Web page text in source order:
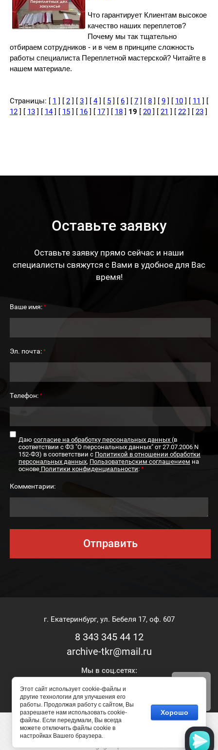
Что гарантирует Клиентам высокое
качество наших переплетов?
Почему мы так тщательно
отбираем сотрудников - и в чем в принципе сложность
работы специалиста Переплетной мастерской? Читайте в
нашем материале.
Страницы: [ 1 ] [ 2 ] [ 3 ] [ 4] [ 5 ] [ 6 ] [ 7 ] [ 8 ] [ 9 ] [ 10 ] [ 11 ] [
12 ] [ 13 ] [ 14] [ 15 ] [ 16 ] [ 17 ] [ 18 ] 19 [ 20 ] [ 21 ] [ 22 ] [ 23 ]
Оставьте заявку
Оставьте заявку прямо сейчас и наши
специалисты свяжутся с Вами в удобное для Вас
время!
Ваше имя: *
Эл. почта: *
Телефон: *
Даю согласие на обработку персональных данных (в
соответствии с ФЗ "О персональных данных" от 27.07.2006 N
152-ФЗ) в соответствии с Политикой в отношении обработки
персональных данных, Пользовательским соглашением на
основе Политики конфиденциальности: *
Комментарии:
Отправить
г. Екатеринбург, ул. Бебеля 17, оф. 607
8 343 345 44 12
archive-tkr@mail.ru
Мы в соц.сетях:
Copyright © 2018 - 2026
сделать сайт
Этот сайт использует cookie-файлы и
другие технологии для улучшения его
работы. Продолжая работу с сайтом, Вы
разрешаете нам использовать cookie-
файлы. Если передумали, Вы всегда
можете отключить файлы cookie в
настройках Вашего браузера.
Хорошо